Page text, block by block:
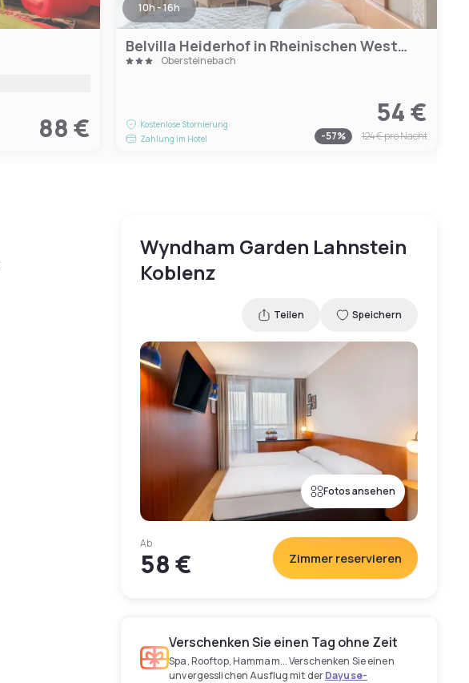
88 €
10h - 16h
Belvilla Heiderhof in Rheinischen Westerwald
Obersteinebach
Kostenlose Stornierung
Zahlung im Hotel
54 €
-57% 124 €pro Nacht
Wyndham Garden Lahnstein
Koblenz
Teilen Speichern
Fotos ansehen
Ab
58 € Zimmer reservieren
Verschenken Sie einen Tag ohne Zeit
Spa, Rooftop, Hammam... Verschenken Sie einen
unvergesslichen Ausflug mit derDayuse-